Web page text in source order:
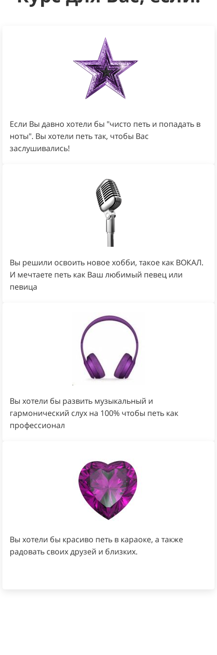
Если Вы давно хотели бы "чисто петь и попадать в
ноты". Вы хотели петь так, чтобы Вас
заслушивались!
Вы решили освоить новое хобби, такое как ВОКАЛ.
И мечтаете петь как Ваш любимый певец или
певица
Вы хотели бы развить музыкальный и
гармонический слух на 100% чтобы петь как
профессионал
Вы хотели бы красиво петь в караоке, а также
радовать своих друзей и близких.